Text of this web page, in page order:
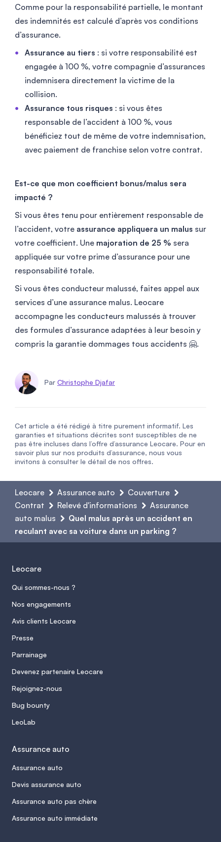
Comme pour la responsabilité partielle, le montant
des indemnités est calculé d’après vos conditions
d’assurance.
Assurance au tiers : si votre responsabilité est
engagée à 100 %, votre compagnie d’assurances
indemnisera directement la victime de la
collision.
Assurance tous risques : si vous êtes
responsable de l’accident à 100 %, vous
bénéficiez tout de même de votre indemnisation,
avec paiement de franchise selon votre contrat.
Est-ce que mon coefficient bonus/malus sera
impacté ?
Si vous êtes tenu pour entièrement responsable de
l’accident, votre assurance appliquera un malus sur
votre coefficient. Une majoration de 25 % sera
appliquée sur votre prime d’assurance pour une
responsabilité totale.
Si vous êtes conducteur malussé, faites appel aux
services d’une assurance malus. Leocare
accompagne les conducteurs malussés à trouver
des formules d’assurance adaptées à leur besoin y
compris la garantie dommages tous accidents 🤗.
Par Christophe Djafar
Cet article a été rédigé à titre purement informatif. Les
garanties et situations décrites sont susceptibles de ne
pas être incluses dans l’offre d’assurance Leocare. Pour en
savoir plus sur nos produits d’assurance, nous vous
invitons à consulter le détail de nos offres.
Leocare Assurance auto
Couverture
Contrat
Relevé d'informations
Assurance
auto malus
Quel malus après un accident en
reculant avec sa voiture dans un parking ?
Leocare
Qui sommes-nous ?
Nos engagements
Avis clients Leocare
Presse
Parrainage
Devenez partenaire Leocare
Rejoignez-nous
Bug bounty
LeoLab
Assurance auto
Assurance auto
Devis assurance auto
Assurance auto pas chère
Assurance auto immédiate